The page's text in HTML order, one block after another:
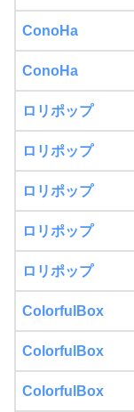
ConoHa
ConoHa
ロリポップ
ロリポップ
ロリポップ
ロリポップ
ロリポップ
ColorfulBox
ColorfulBox
ColorfulBox